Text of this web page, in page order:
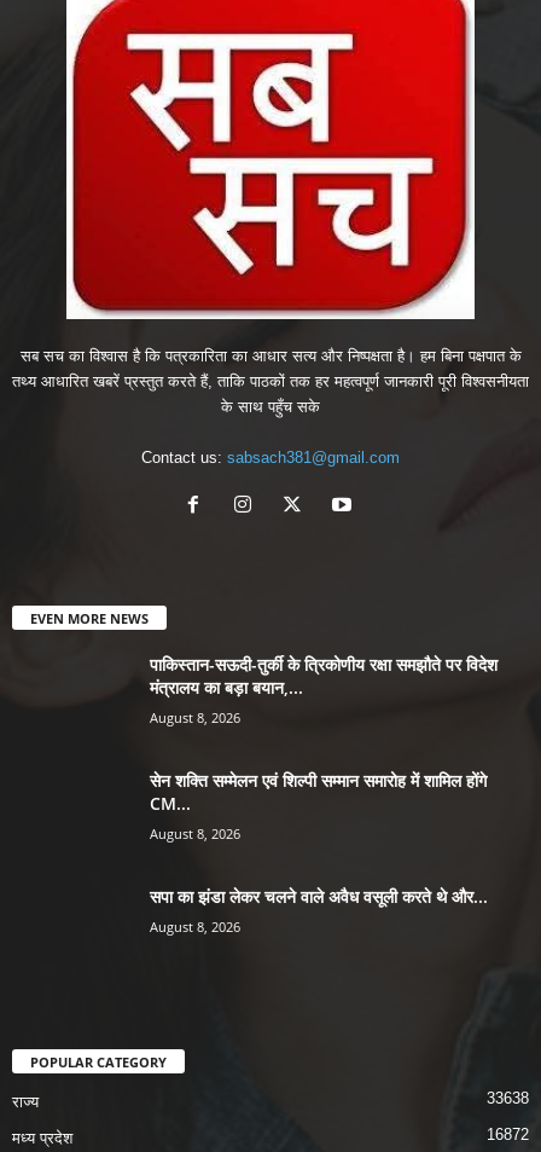
सब सच का विश्वास है कि पत्रकारिता का आधार सत्य और निष्पक्षता है। हम बिना पक्षपात के
तथ्य आधारित खबरें प्रस्तुत करते हैं, ताकि पाठकों तक हर महत्वपूर्ण जानकारी पूरी विश्वसनीयता
के साथ पहुँच सके
Contact us: sabsach381@gmail.com
EVEN MORE NEWS
पाकिस्तान-सऊदी-तुर्की के त्रिकोणीय रक्षा समझौते पर विदेश
मंत्रालय का बड़ा बयान,...
August 8, 2026
सेन शक्ति सम्मेलन एवं शिल्पी सम्मान समारोह में शामिल होंगे
CM...
August 8, 2026
सपा का झंडा लेकर चलने वाले अवैध वसूली करते थे और...
August 8, 2026
POPULAR CATEGORY
राज्य 33638
मध्य प्रदेश 16872